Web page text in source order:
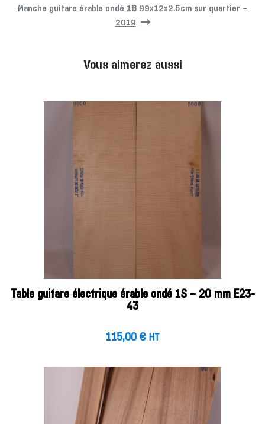
Manche guitare érable ondé 1B 99x12x2.5cm sur quartier –
2019
Vous aimerez aussi
Table guitare électrique érable ondé 1S – 20 mm E23-
43
115,00 € HT